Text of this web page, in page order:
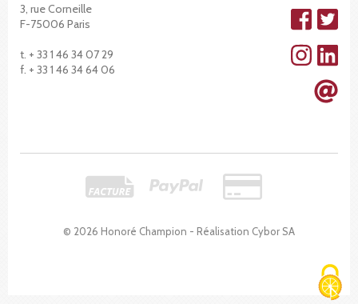
© 2026 Honoré Champion - Réalisation Cybor SA
3, rue Corneille
F-75006 Paris
t. + 33 1 46 34 07 29
f. + 33 1 46 34 64 06